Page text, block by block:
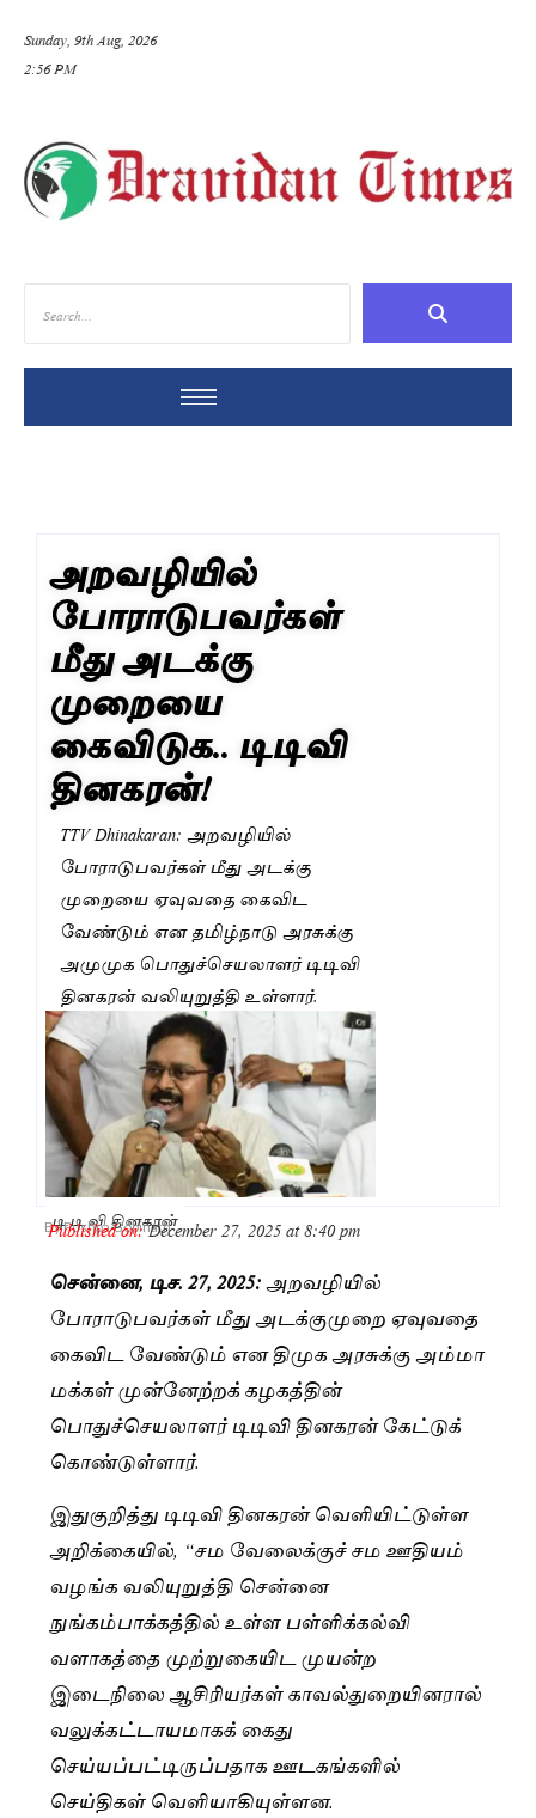
Sunday, 9th Aug, 2026
2:56 PM
அறவழியில்
போராடுபவர்கள்
மீது அடக்கு
முறையை
கைவிடுக.. டிடிவி
தினகரன்!
TTV Dhinakaran: அறவழியில்
போராடுபவர்கள் மீது அடக்கு
முறையை ஏவுவதை கைவிட
வேண்டும் என தமிழ்நாடு அரசுக்கு
அமுமுக பொதுச்செயலாளர் டிடிவி
தினகரன் வலியுறுத்தி உள்ளார்.
டி.டி.வி தினகரன்
ByPushpa Gopinath
Published on:December 27, 2025 at 8:40 pm
சென்னை, டிச. 27, 2025:அறவழியில்
போராடுபவர்கள் மீது அடக்குமுறை ஏவுவதை
கைவிட வேண்டும் என திமுக அரசுக்கு அம்மா
மக்கள் முன்னேற்றக் கழகத்தின்
பொதுச்செயலாளர் டிடிவி தினகரன் கேட்டுக்
கொண்டுள்ளார்.
இதுகுறித்து டிடிவி தினகரன் வெளியிட்டுள்ள
அறிக்கையில், “சம வேலைக்குச் சம ஊதியம்
வழங்க வலியுறுத்தி சென்னை
நுங்கம்பாக்கத்தில் உள்ள பள்ளிக்கல்வி
வளாகத்தை முற்றுகையிட முயன்ற
இடைநிலை ஆசிரியர்கள் காவல்துறையினரால்
வலுக்கட்டாயமாகக் கைது
செய்யப்பட்டிருப்பதாக ஊடகங்களில்
செய்திகள் வெளியாகியுள்ளன.